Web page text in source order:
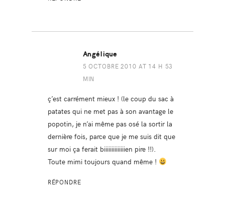
Angélique
5 OCTOBRE 2010 AT 14 H 53
MIN
ç’est carrément mieux ! (le coup du sac à
patates qui ne met pas à son avantage le
popotin, je n’ai même pas osé la sortir la
dernière fois, parce que je me suis dit que
sur moi ça ferait biiiiiiiiiiiiiien pire !!).
Toute mimi toujours quand même !
RÉPONDRE